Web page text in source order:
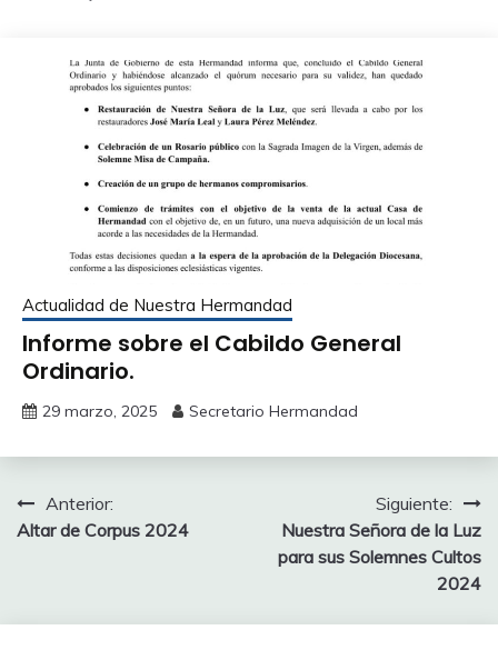
Actualidad de Nuestra Hermandad
Informe sobre el Cabildo General
Ordinario.
29 marzo, 2025 Secretario Hermandad
Navegación
de
Anterior:
Altar de Corpus 2024
Siguiente:
Nuestra Señora de la Luz
para sus Solemnes Cultos
2024